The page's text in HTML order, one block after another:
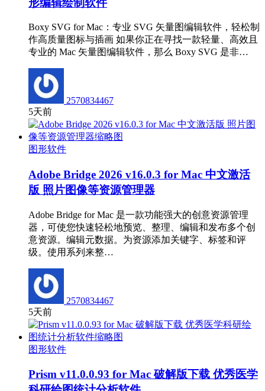
Boxy SVG for Mac：专业 SVG 矢量图编辑软件，轻松制
作高质量图标与插画 如果你正在寻找一款轻量、高效且
专业的 Mac 矢量图编辑软件，那么 Boxy SVG 是非…
2570834467
5天前
图形软件
Adobe Bridge 2026 v16.0.3 for Mac 中文激活
版 照片图像等资源管理器
Adobe Bridge for Mac 是一款功能强大的创意资源管理
器，可使您快速轻松地预览、整理、编辑和发布多个创
意资源。编辑元数据。为资源添加关键字、标签和评
级。使用系列来整…
2570834467
5天前
图形软件
Prism v11.0.0.93 for Mac 破解版下载 优秀医学